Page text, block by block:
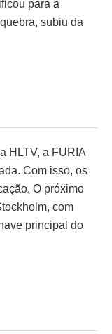
para a
subiu da
HLTV, a FURIA
Com isso, os
O próximo
com
principal do